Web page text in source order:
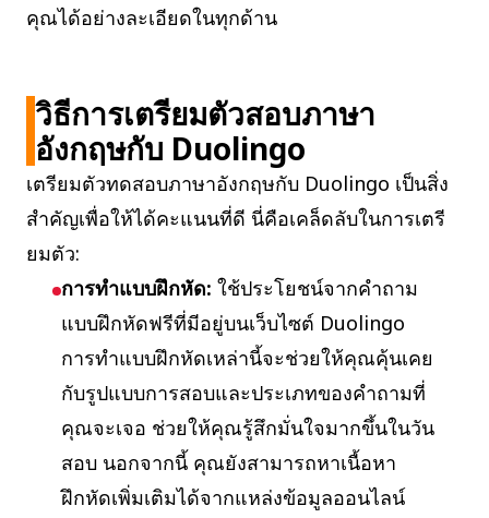
คุณได้อย่างละเอียดในทุกด้าน
วิธีการเตรียมตัวสอบภาษา
อังกฤษกับ Duolingo
เตรียมตัวทดสอบภาษาอังกฤษกับ Duolingo เป็นสิ่ง
สำคัญเพื่อให้ได้คะแนนที่ดี นี่คือเคล็ดลับในการเตรี
ยมตัว:
การทำแบบฝึกหัด: ใช้ประโยชน์จากคำถาม
แบบฝึกหัดฟรีที่มีอยู่บนเว็บไซต์ Duolingo
การทำแบบฝึกหัดเหล่านี้จะช่วยให้คุณคุ้นเคย
กับรูปแบบการสอบและประเภทของคำถามที่
คุณจะเจอ ช่วยให้คุณรู้สึกมั่นใจมากขึ้นในวัน
สอบ นอกจากนี้ คุณยังสามารถหาเนื้อหา
ฝึกหัดเพิ่มเติมได้จากแหล่งข้อมูลออนไลน์